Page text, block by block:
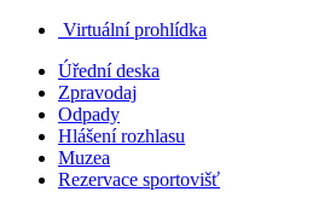
Virtuální prohlídka
Úřední deska
Zpravodaj
Odpady
Hlášení rozhlasu
Muzea
Rezervace sportovišť